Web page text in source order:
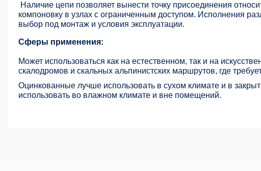
Наличие цепи позволяет вынести точку присоединения
компоновку в узлах с ограниченным доступом. Исполнения
выбор под монтаж и условия эксплуатации.
Сферы применения:
Может использоваться как на естественном, так и на
скалодромов и скальных альпинистских маршрутов, где
Оцинкованные лучше использовать в сухом климате и в
использовать во влажном климате и вне помещений.